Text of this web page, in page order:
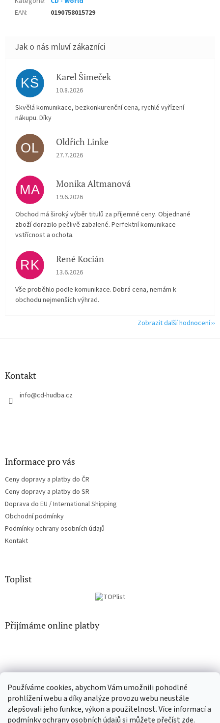
Používáme cookies, abychom Vám umožnili pohodlné
prohlížení webu a díky analýze provozu webu neustále
zlepšovali jeho funkce, výkon a použitelnost. Více informací a
podmínky ochrany osobních údajů si můžete přečístzde.
EAN: 0190758015729
KŠ Karel Šimeček
Hodnocení obchodu je 5 z 5 hvězdiček.
10.8.2026
Skvělá komunikace, bezkonkurenční cena, rychlé vyřízení
nákupu. Díky
OL Oldřich Linke
Hodnocení obchodu je 5 z 5 hvězdiček.
27.7.2026
MA Monika Altmanová
Hodnocení obchodu je 5 z 5 hvězdiček.
19.6.2026
Obchod má široký výběr titulů za příjemné ceny. Objednané
zboží dorazilo pečlivě zabalené. Perfektní komunikace -
vstřícnost a ochota.
RK René Kocián
Hodnocení obchodu je 5 z 5 hvězdiček.
13.6.2026
Vše proběhlo podle komunikace. Dobrá cena, nemám k
obchodu nejmenších výhrad.
Zobrazit další hodnocení
Z
Kontakt
info@cd-hudba.cz
Informace pro vás
Ceny dopravy a platby do ČR
Ceny dopravy a platby do SR
Doprava do EU / International Shipping
Obchodní podmínky
Podmínky ochrany osobních údajů
Kontakt
Toplist
Přijímáme online platby
EN-filmy.cz CD-Soundtrack.cz